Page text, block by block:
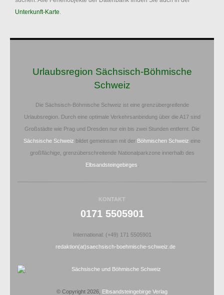
Unterkunft-Karte.
Urlaubsregion Sächsisch-Böhmische
Schweiz
Die Sächsisch-Böhmische Schweiz ist eine grenzübergreifende
Urlaubsregion. Durch eine optimale Verkehrsanbindung über die A17 sind
Großstädte wie Prag und Dresden nur ein bis zwei Stunden entfernt. Die
Sächsische Schweiz bildet gemeinsam mit der Böhmischen Schweiz eine
großflächige, grenzüberschreitende Nationalparkzone innerhalb des
Elbsandsteingebirges
KONTAKT
0171 5505901
International: (+49) 171 5505901
redaktion(at)saechsisch-boehmische-schweiz.de
© Copyright 2026, Elbsandsteingebirge Verlag